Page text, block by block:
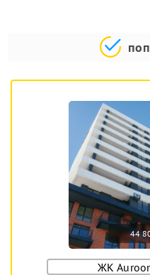
44
ЖК